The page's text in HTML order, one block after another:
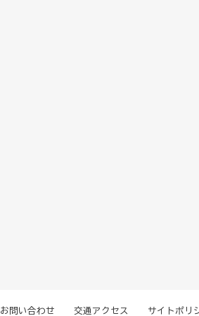
お問い合わせ 交通アクセス サイトポリ